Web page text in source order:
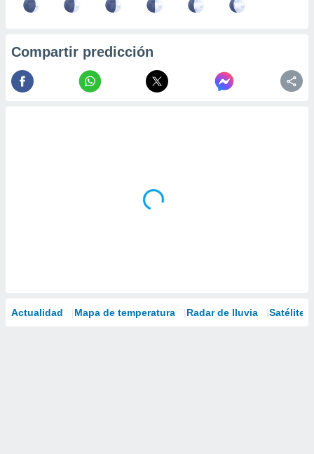
Compartir predicción
Actualidad Mapa de temperatura Radar de lluvia Satélites